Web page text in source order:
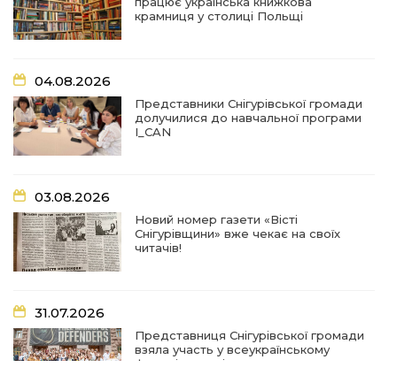
19:03
Їхнє слово вагоме, бо перевірене власним
життям
18:18
02 сер
складу Ради з питань внутрішньо
переміщених осіб при Снігурівській міській
раді
01 сер
громаді провели профілактичний рейд
18:08
31 лип
Представниця Снігурівської громади взяла
участь у всеукраїнському форумі молодіжних
рад
18:44
30 лип
Участь у міжрегіональному форумі «Стан та
перспективи реалізації ветеранської політики»
крамниця у столиці Польщі
04.08.2026
Представники Снігурівської громади
долучилися до навчальної програми
I_CAN
03.08.2026
Новий номер газети «Вісті
Снігурівщини» вже чекає на своїх
читачів!
31.07.2026
Представниця Снігурівської громади
взяла участь у всеукраїнському
форумі молодіжних рад